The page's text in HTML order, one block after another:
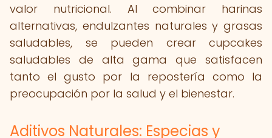
valor nutricional. Al combinar harinas
alternativas, endulzantes naturales y grasas
saludables, se pueden crear cupcakes
saludables de alta gama que satisfacen
tanto el gusto por la repostería como la
preocupación por la salud y el bienestar.
Aditivos Naturales: Especias y